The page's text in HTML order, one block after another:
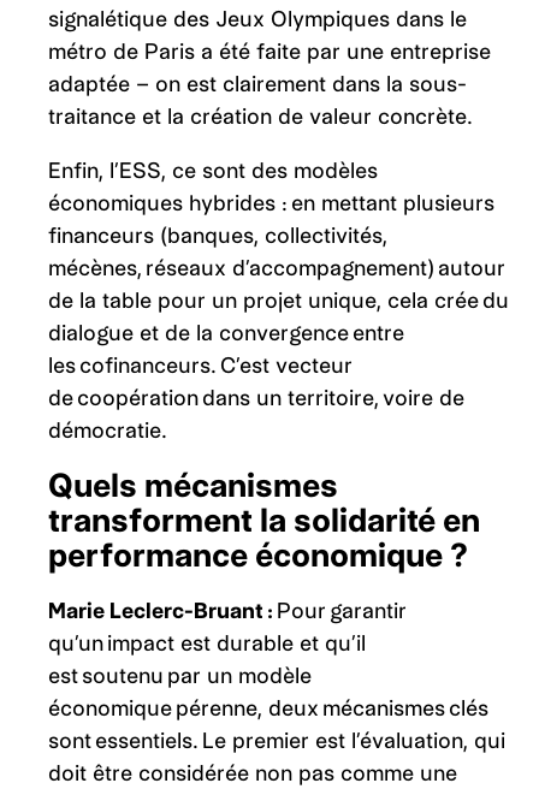
signalétique des Jeux Olympiques dans le
métro de Paris a été faite par une entreprise
adaptée – on est clairement dans la sous-
traitance et la création de valeur concrète.
Enfin, l’ESS, ce sont des modèles
économiques hybrides : en mettant plusieurs
financeurs (banques, collectivités,
mécènes, réseaux d’accompagnement) autour
de la table pour un projet unique, cela crée du
dialogue et de la convergence entre
les cofinanceurs. C’est vecteur
de coopération dans un territoire, voire de
démocratie.
Quels mécanismes
transforment la solidarité en
performance économique ?
Marie Leclerc-Bruant : Pour garantir
qu’un impact est durable et qu’il
est soutenu par un modèle
économique pérenne, deux mécanismes clés
sont essentiels. Le premier est l’évaluation, qui
doit être considérée non pas comme une